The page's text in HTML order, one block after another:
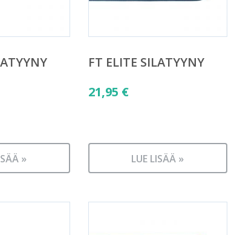
»
FT ELITE SILATYYNY
21,95 €
LUE LISÄÄ »